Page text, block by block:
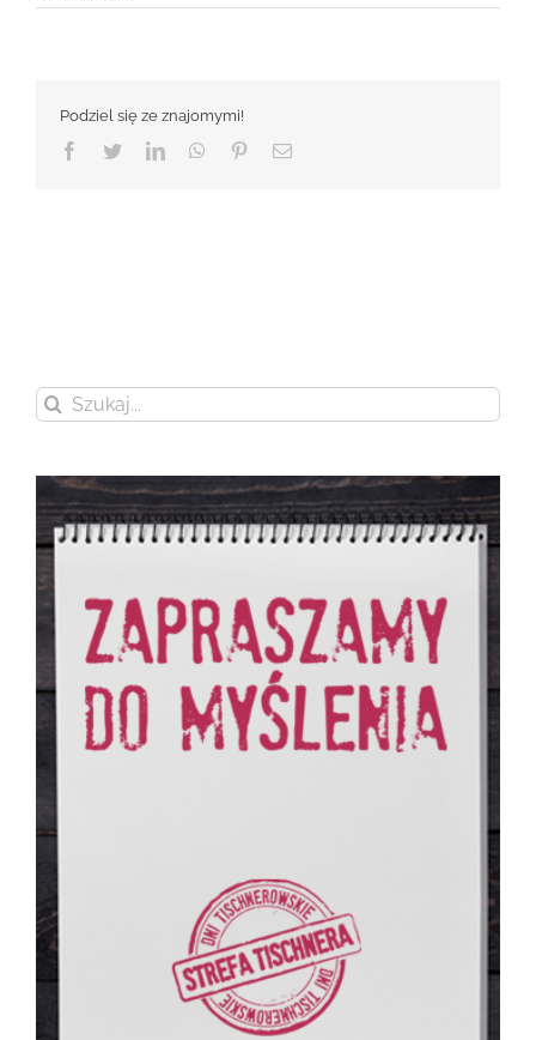
Podziel się ze znajomymi!
Facebook
TwitterLinkedInWhatsApp
PinterestEmail
Szukaj